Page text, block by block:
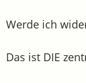
Werde ich
Das ist DIE